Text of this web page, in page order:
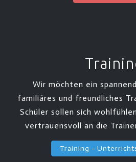
Wir möchten ein
familiäres und freundliches
Schüler sollen sich
vertrauensvoll an die
Training -